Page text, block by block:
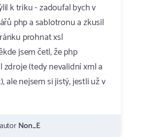
k triku - zadoufal bych v
php a sablotronu a zkusil
prohnat xsl
jsem četl, že php
(tedy nevalidní xml a
ale nejsem si jistý, jestli už v
Non_E